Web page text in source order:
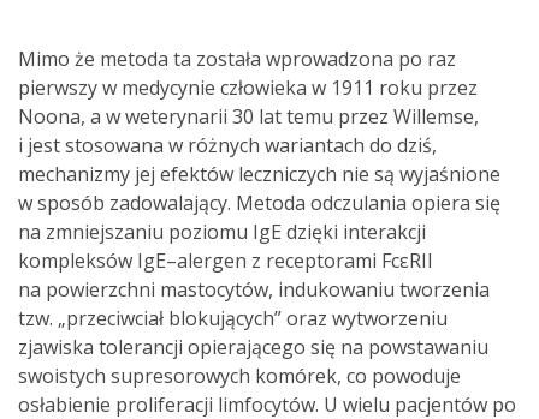
Mimo że metoda ta została wprowadzona po raz
pierwszy w medycynie człowieka w 1911 roku przez
Noona, a w weterynarii 30 lat temu przez Willemse,
i jest stosowana w różnych wariantach do dziś,
mechanizmy jej efektów leczniczych nie są wyjaśnione
w sposób zadowalający. Metoda odczulania opiera się
na zmniejszaniu poziomu IgE dzięki interakcji
kompleksów IgE–alergen z receptorami FcεRII
na powierzchni mastocytów, indukowaniu tworzenia
tzw. „przeciwciał blokujących” oraz wytworzeniu
zjawiska tolerancji opierającego się na powstawaniu
swoistych supresorowych komórek, co powoduje
osłabienie proliferacji limfocytów. U wielu pacjentów po